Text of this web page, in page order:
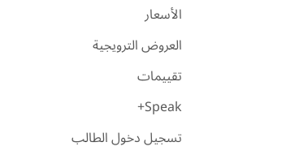
الأسعار
العروض الترويجية
تقييمات
Speak+
تسجيل دخول الطالب